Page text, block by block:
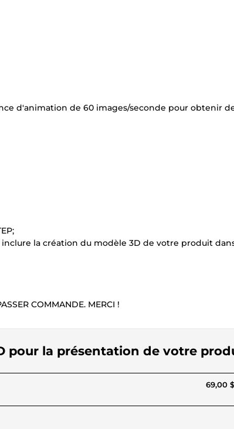
d'animation de 60 images/seconde pour obtenir
la création du modèle 3D de votre produit
COMMANDE. MERCI !
pour la présentation de votre
69,00